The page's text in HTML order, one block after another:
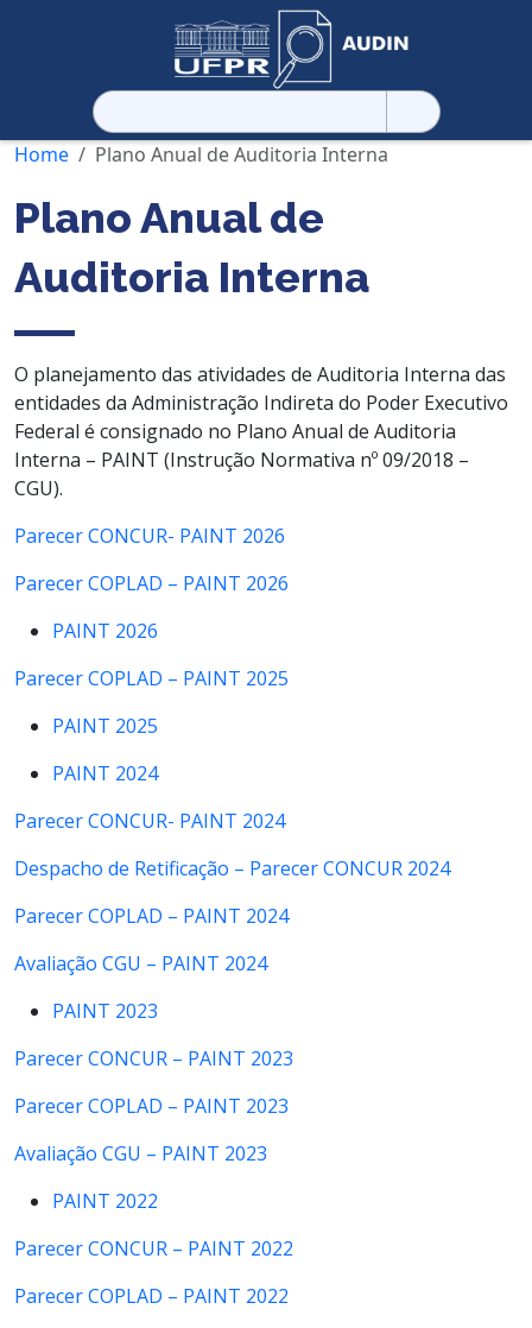
Pesquisar
por:
Home
Plano Anual de Auditoria Interna
Plano Anual de
Auditoria Interna
O planejamento das atividades de Auditoria Interna das
entidades da Administração Indireta do Poder Executivo
Federal é consignado no Plano Anual de Auditoria
Interna – PAINT (Instrução Normativa nº 09/2018 –
CGU).
Parecer CONCUR- PAINT 2026
Parecer COPLAD – PAINT 2026
PAINT 2026
Parecer COPLAD – PAINT 2025
PAINT 2025
PAINT 2024
Parecer CONCUR- PAINT 2024
Despacho de Retificação – Parecer CONCUR 2024
Parecer COPLAD – PAINT 2024
Avaliação CGU – PAINT 2024
PAINT 2023
Parecer CONCUR – PAINT 2023
Parecer COPLAD – PAINT 2023
Avaliação CGU – PAINT 2023
PAINT 2022
Parecer CONCUR – PAINT 2022
Parecer COPLAD – PAINT 2022